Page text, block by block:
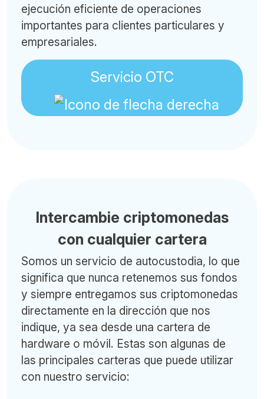
ejecución eficiente de operaciones
importantes para clientes particulares y
empresariales.
Servicio OTC
Intercambie criptomonedas
con cualquier cartera
Somos un servicio de autocustodia, lo que
significa que nunca retenemos sus fondos
y siempre entregamos sus criptomonedas
directamente en la dirección que nos
indique, ya sea desde una cartera de
hardware o móvil. Estas son algunas de
las principales carteras que puede utilizar
con nuestro servicio: